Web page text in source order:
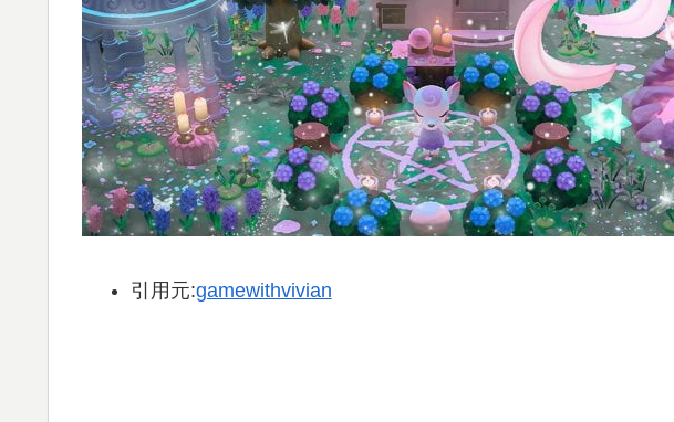
引用元:gamewithvivian